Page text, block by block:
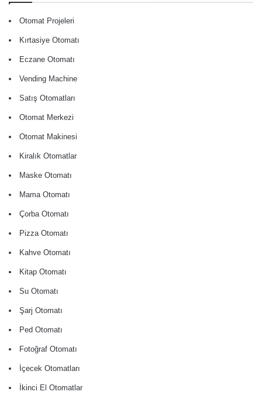
Otomat Projeleri
Kırtasiye Otomatı
Eczane Otomatı
Vending Machine
Satış Otomatları
Otomat Merkezi
Otomat Makinesi
Kiralık Otomatlar
Maske Otomatı
Mama Otomatı
Çorba Otomatı
Pizza Otomatı
Kahve Otomatı
Kitap Otomatı
Su Otomatı
Şarj Otomatı
Ped Otomatı
Fotoğraf Otomatı
İçecek Otomatları
İkinci El Otomatlar